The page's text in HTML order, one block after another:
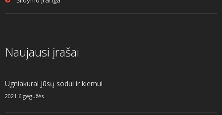
Naujausi įrašai
Ugniakurai Jūsų sodui ir kiemui
2021 6 gegužės